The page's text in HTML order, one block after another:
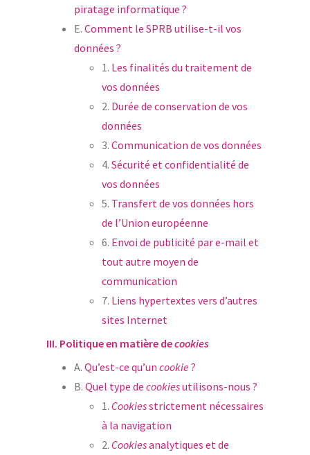
piratage informatique ?
E. Comment le SPRB utilise-t-il vos
données ?
1. Les finalités du traitement de
vos données
2. Durée de conservation de vos
données
3. Communication de vos données
4. Sécurité et confidentialité de
vos données
5. Transfert de vos données hors
de l’Union européenne
6. Envoi de publicité par e-mail et
tout autre moyen de
communication
7. Liens hypertextes vers d’autres
sites Internet
III. Politique en matière decookies
A. Qu’est-ce qu’un cookie?
B. Quel type de cookiesutilisons-nous ?
1. Cookiesstrictement nécessaires
à la navigation
2. Cookiesanalytiques et de